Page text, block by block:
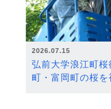
2026.07.15
弘前大学浪江町
町・富岡町の桜を